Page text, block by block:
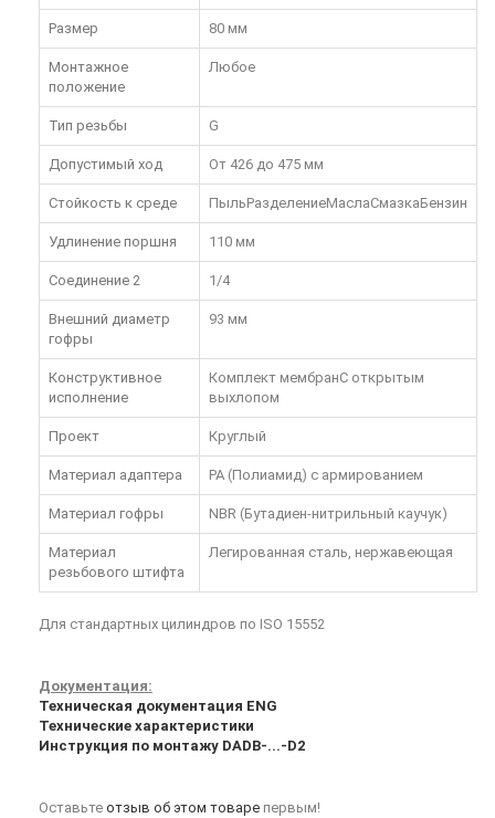
Размер 80 мм
Монтажное
положение
Любое
Тип резьбы G
Допустимый ход От 426 до 475 мм
Стойкость к среде ПыльРазделениеМаслаСмазкаБензин
Удлинение поршня 110 мм
Соединение 2 1/4
Внешний диаметр
гофры
93 мм
Конструктивное
исполнение
Комплект мембранС открытым
выхлопом
Проект Круглый
Материал адаптера PA (Полиамид) с армированием
Материал гофры NBR (Бутадиен-нитрильный каучук)
Материал
резьбового штифта
Легированная сталь, нержавеющая
Для стандартных цилиндров по ISO 15552
Документация:
Техническая документация ENG
Технические характеристики
Инструкция по монтажу DADB-...-D2
Оставьте отзыв об этом товаре первым!